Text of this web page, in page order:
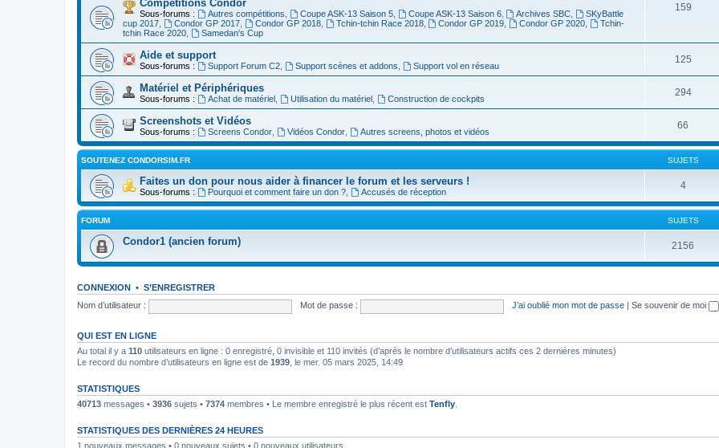
Compétitions Condor
Sous-forums : Autres compétitions Coupe ASK-13 Saison 5, Coupe ASK-13 Saison 6, Archives SBC
SKyBattle
cup 2017
Condor GP 2017, Condor GP 2018, Tchin-tchin Race 2018, Condor GP 2019 Condor GP 2020
Tchin-
tchin Race 2020
Samedan's Cup
159
Aide et support
Sous-forums : Support Forum C2, Support scènes et addons Support vol en réseau
125
Matériel et Périphériques
Sous-forums : Achat de matériel, Utilisation du matériel, Construction de cockpits
294
Screenshots et Vidéos
Sous-forums : Screens Condor, Vidéos Condor, Autres screens, photos et vidéos
66
SOUTENEZ CONDORSIM.FR SUJETS
Faites un don pour nous aider à financer le forum et les serveurs !
Sous-forums : Pourquoi et comment faire un don ?, Accusés de réception
4
FORUM SUJETS
Condor1 (ancien forum) 2156
CONNEXION • S’ENREGISTRER
Nom d’utilisateur :
Mot de passe : J’ai oublié mon mot de passe Se souvenir de moi
QUI EST EN LIGNE
Au total il y a 110 utilisateurs en ligne : 0 enregistré, 0 invisible et 110 invités (d’après le nombre d’utilisateurs actifs ces 2 dernières minutes)
Le record du nombre d’utilisateurs en ligne est de 1939 , le mer. 05 mars 2025, 14:49
STATISTIQUES
40713 messages • 3936 sujets • 7374 membres • Le membre enregistré le plus récent est Tenfly
STATISTIQUES DES DERNIÈRES 24 HEURES
1 nouveaux messages • 0 nouveaux sujets • 0 nouveaux utilisateurs